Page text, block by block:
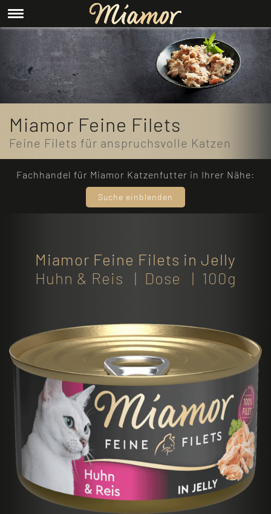
Miamor Feine Filets
Feine Filets für anspruchsvolle Katzen
Fachhandel für Miamor Katzenfutter in Ihrer Nähe:
Suche einblenden
Miamor Feine Filets in Jelly
Huhn & Reis | Dose | 100g